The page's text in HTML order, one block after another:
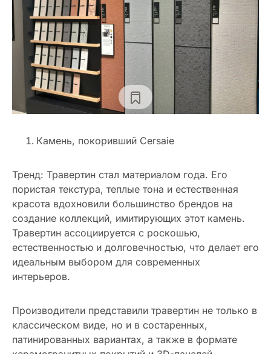
Камень, покоривший Cersaie
Тренд: Травертин стал материалом года. Его
пористая текстура, теплые тона и естественная
красота вдохновили большинство брендов на
создание коллекций, имитирующих этот камень.
Травертин ассоциируется с роскошью,
естественностью и долговечностью, что делает его
идеальным выбором для современных
интерьеров.
Производители представили травертин не только в
классическом виде, но и в состаренных,
патинированных вариантах, а также в формате